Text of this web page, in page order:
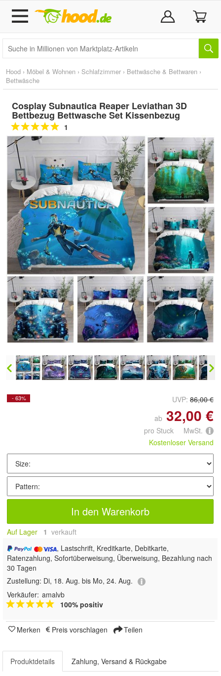
Hood › Möbel & Wohnen › Schlafzimmer › Bettwäsche & Bettwaren ›
Bettwäsche
Cosplay Subnautica Reaper Leviathan 3D
Bettbezug Bettwasche Set Kissenbezug
1
Doppelt antippen zum
vergrößern
- 63% UVP: 86,00 €
ab 32,00 €
pro Stuck MwSt.
Kostenloser Versand
In den Warenkorb
Auf Lager 1 verkauft
, Lastschrift, Kreditkarte, Debitkarte,
Ratenzahlung, Sofortüberweisung, Überweisung, Bezahlung nach
30 Tagen
Zustellung: Di, 18. Aug. bis Mo, 24. Aug.
Verkäufer: amalvb
100% positiv
Merken Preis vorschlagen Teilen
Produktdetails Zahlung, Versand & Rückgabe